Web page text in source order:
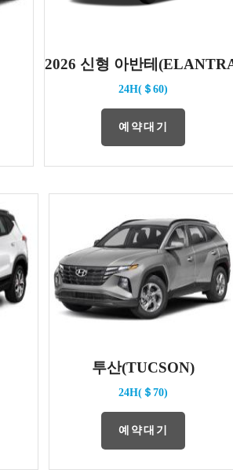
2026 신형 아반테
24H(＄60)
예약대기
투산(TUCSON)
24H(＄70)
예약대기